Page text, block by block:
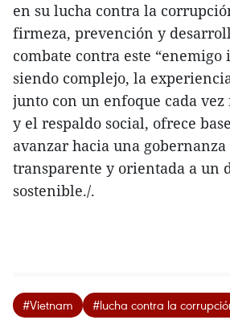
en su lucha contra la
firmeza, prevención y
combate contra este “enemigo
siendo complejo, la
junto con un enfoque cada vez
y el respaldo social, ofrece
avanzar hacia una
transparente y orientada a un
sostenible./.
#Vietnam #lucha contra la